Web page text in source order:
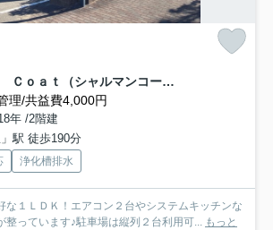
Ｃｈａｒｍａｎｔ Ｃｏａｔ（シャルマンコート）
理/共益費4,000円
年 /2階建
駅 徒歩190分
浄化槽排水
な１ＬＤＫ！エアコン２台やシステムキッチンな
整っています♪駐車場は縦列２台利用可... もっと